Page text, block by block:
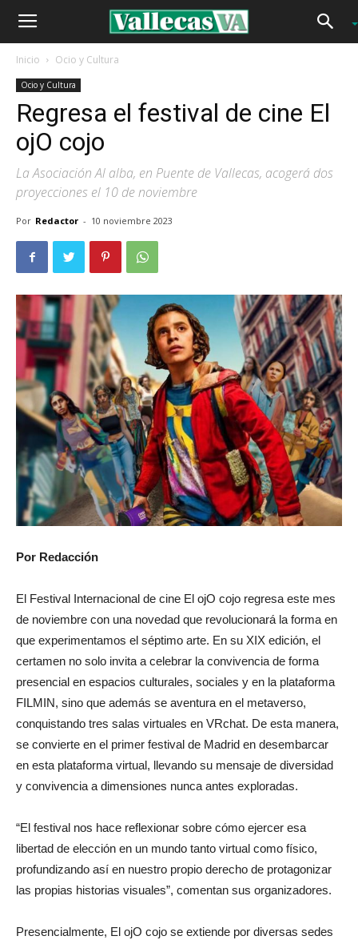
Inicio Ocio y Cultura
Ocio y Cultura
Regresa el festival de cine El
ojO cojo
La Asociación Al alba, en Puente de Vallecas, acogerá dos
proyecciones el 10 de noviembre
Por Redactor - 10 noviembre 2023
Por Redacción
El Festival Internacional de cine El ojO cojo regresa este mes
de noviembre con una novedad que revolucionará la forma en
que experimentamos el séptimo arte. En su XIX edición, el
certamen no solo invita a celebrar la convivencia de forma
presencial en espacios culturales, sociales y en la plataforma
FILMIN, sino que además se aventura en el metaverso,
conquistando tres salas virtuales en VRchat. De esta manera,
se convierte en el primer festival de Madrid en desembarcar
en esta plataforma virtual, llevando su mensaje de diversidad
y convivencia a dimensiones nunca antes exploradas.
“El festival nos hace reflexionar sobre cómo ejercer esa
libertad de elección en un mundo tanto virtual como físico,
profundizando así en nuestro propio derecho de protagonizar
las propias historias visuales”, comentan sus organizadores.
Presencialmente, El ojO cojo se extiende por diversas sedes